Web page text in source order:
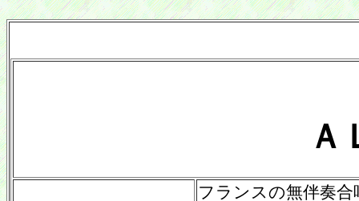
Ａ
フランスの無伴奏合